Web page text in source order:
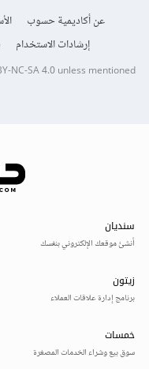
عن أكاديمية حسوب
إرشادات الاستخدام
NC-SA 4.0unless mentioned